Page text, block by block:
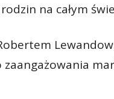
na całym